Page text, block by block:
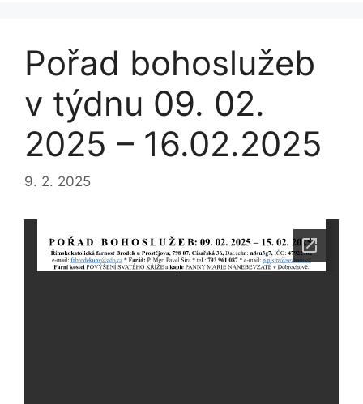
Pořad bohoslužeb
v týdnu 09. 02.
2025 – 16.02.2025
9. 2. 2025